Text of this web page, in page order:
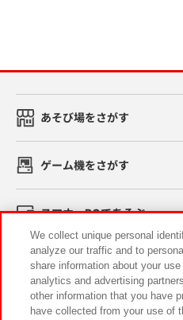
あそび場をさがす
ゲーム機をさがす
スマホ・PCであそぶ
イベント・キャンペーン
We collect unique personal
analyze our traffic and to
share information about your
analytics and advertising
other information that you have
have collected from your use of